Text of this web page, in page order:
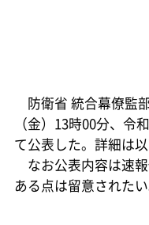
防衛省 統合幕僚監
（金）13時00分、令
て公表した。詳細は以
なお公表内容は速
ある点は留意されたい